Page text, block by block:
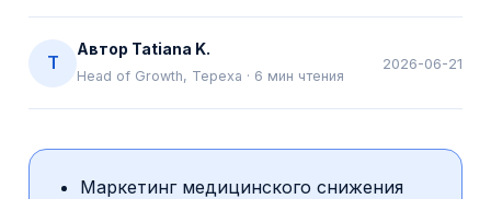
T
Автор Tatiana K.
Head of Growth, Tepexa · 6 мин чтения
2026-06-21
Маркетинг медицинского снижения